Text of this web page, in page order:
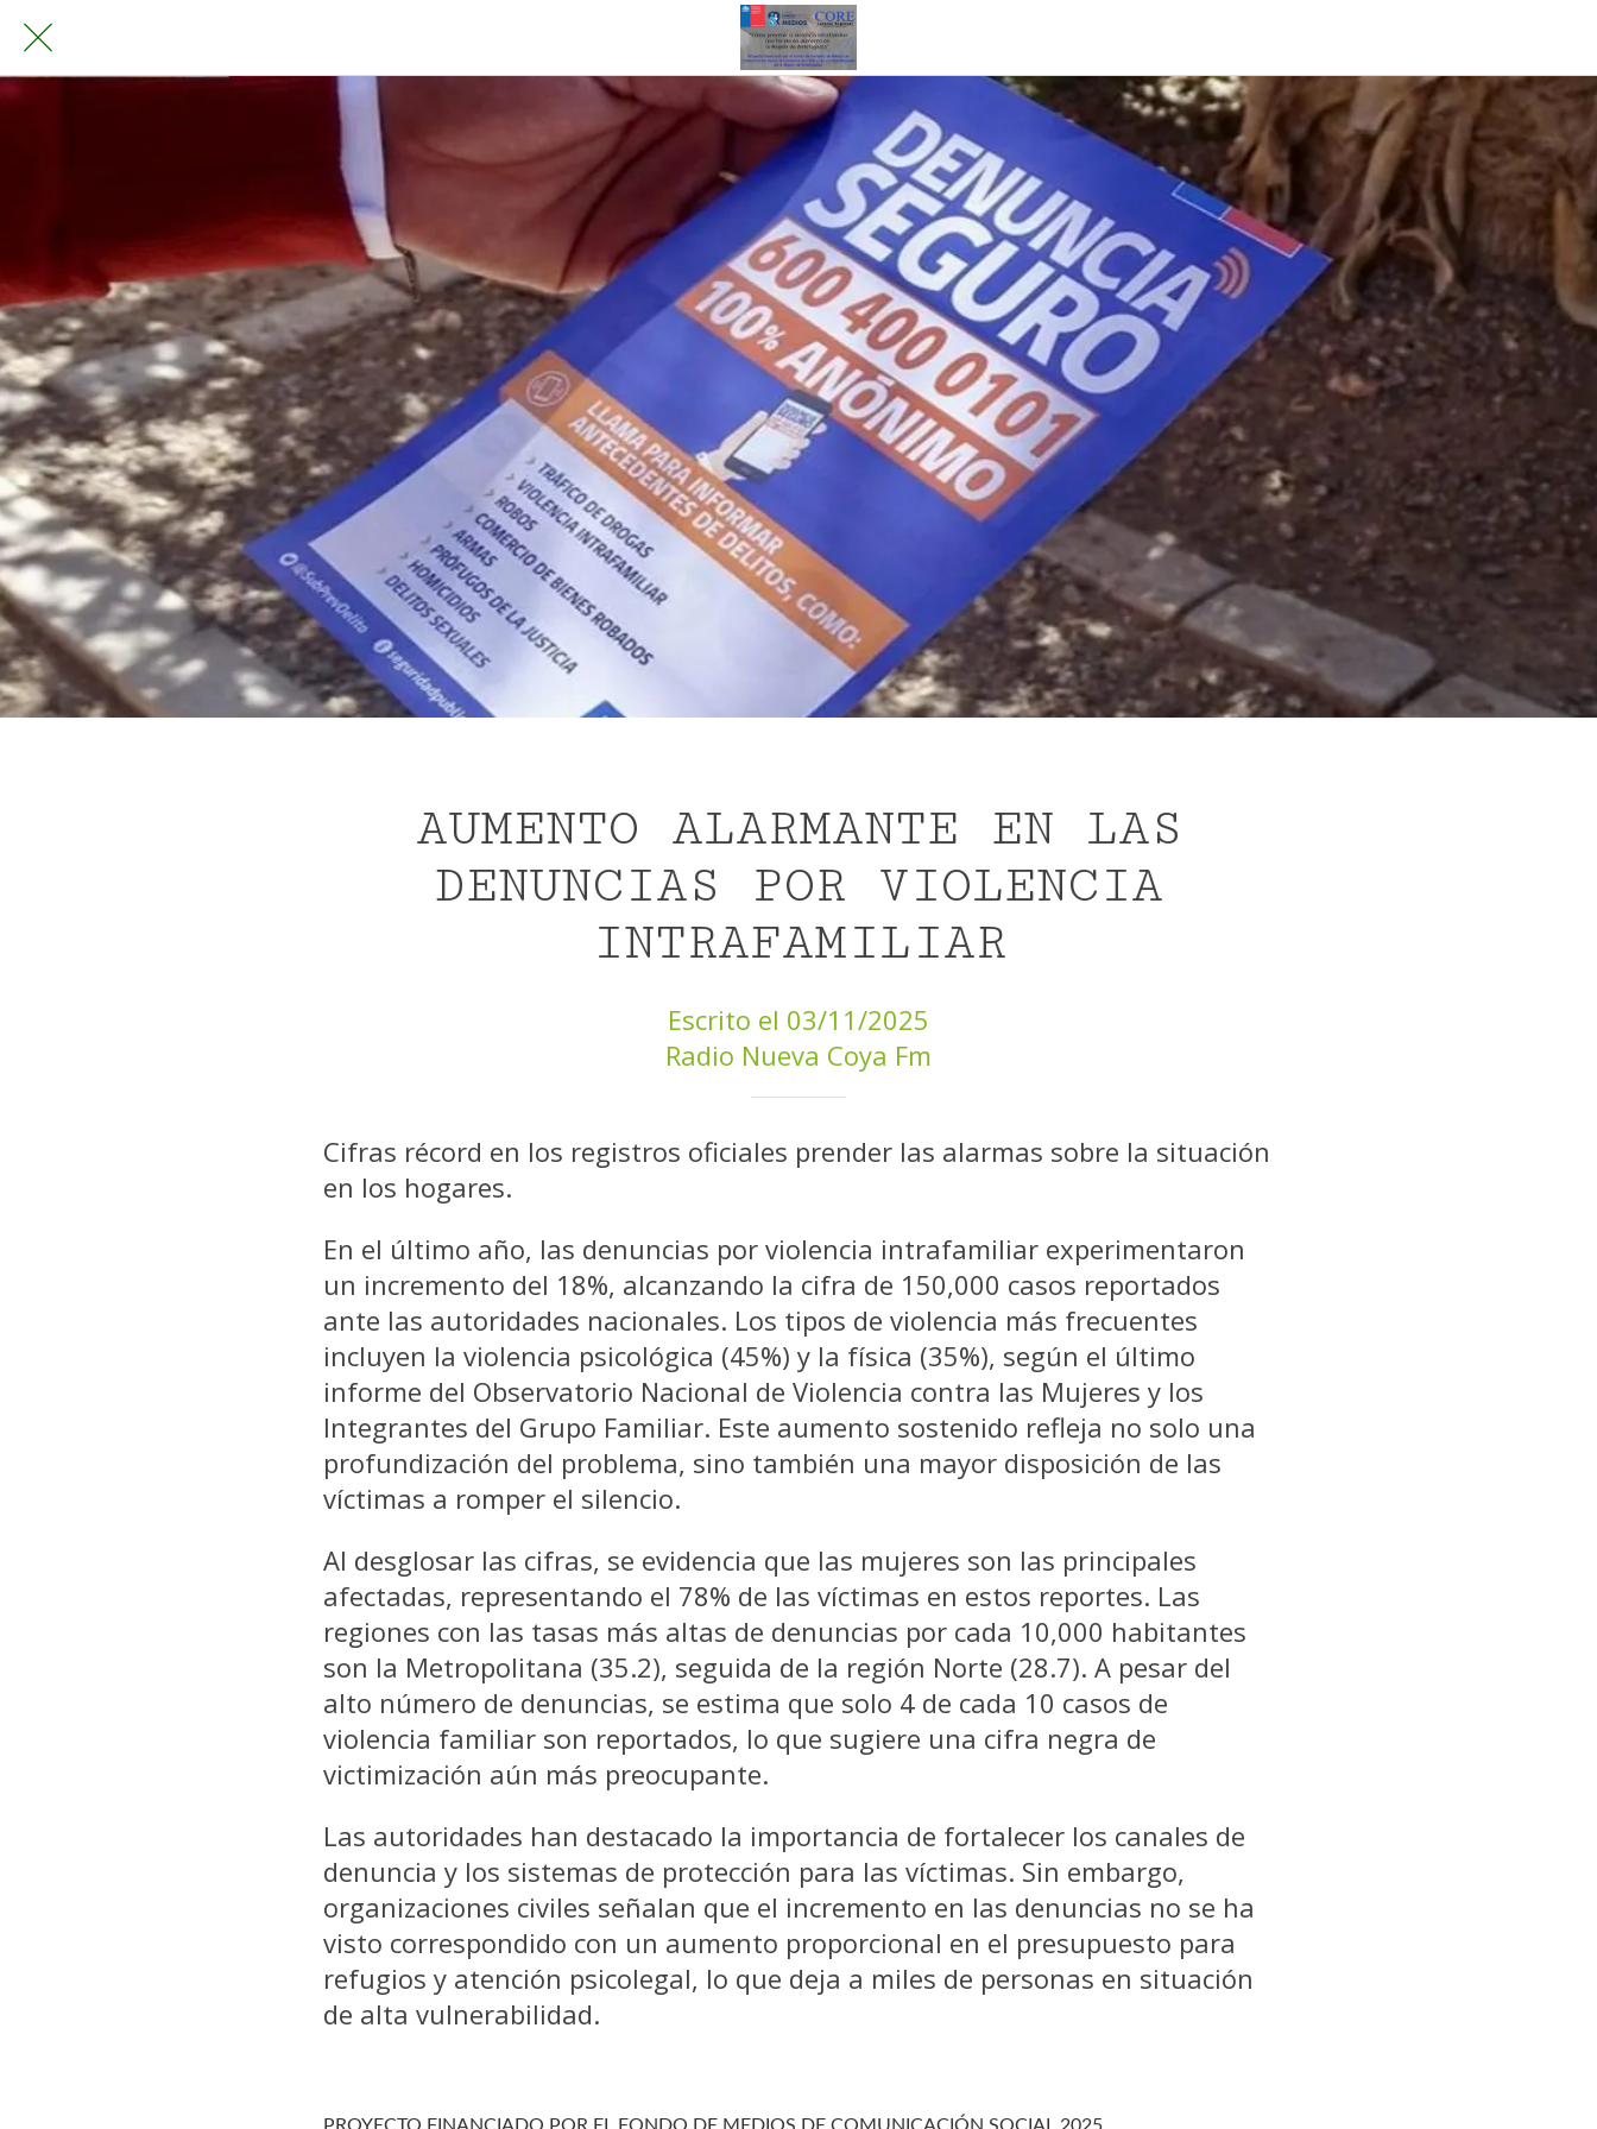
AUMENTO ALARMANTE EN LAS
DENUNCIAS POR VIOLENCIA
INTRAFAMILIAR
Escrito el 03/11/2025
Radio Nueva Coya Fm
Cifras récord en los registros oficiales prender las alarmas sobre la situación
en los hogares.
En el último año, las denuncias por violencia intrafamiliar experimentaron
un incremento del 18%, alcanzando la cifra de 150,000 casos reportados
ante las autoridades nacionales. Los tipos de violencia más frecuentes
incluyen la violencia psicológica (45%) y la física (35%), según el último
informe del Observatorio Nacional de Violencia contra las Mujeres y los
Integrantes del Grupo Familiar. Este aumento sostenido refleja no solo una
profundización del problema, sino también una mayor disposición de las
víctimas a romper el silencio.
Al desglosar las cifras, se evidencia que las mujeres son las principales
afectadas, representando el 78% de las víctimas en estos reportes. Las
regiones con las tasas más altas de denuncias por cada 10,000 habitantes
son la Metropolitana (35.2), seguida de la región Norte (28.7). A pesar del
alto número de denuncias, se estima que solo 4 de cada 10 casos de
violencia familiar son reportados, lo que sugiere una cifra negra de
victimización aún más preocupante.
Las autoridades han destacado la importancia de fortalecer los canales de
denuncia y los sistemas de protección para las víctimas. Sin embargo,
organizaciones civiles señalan que el incremento en las denuncias no se ha
visto correspondido con un aumento proporcional en el presupuesto para
refugios y atención psicolegal, lo que deja a miles de personas en situación
de alta vulnerabilidad.
PROYECTO FINANCIADO POR EL FONDO DE MEDIOS DE COMUNICACIÓN SOCIAL 2025.